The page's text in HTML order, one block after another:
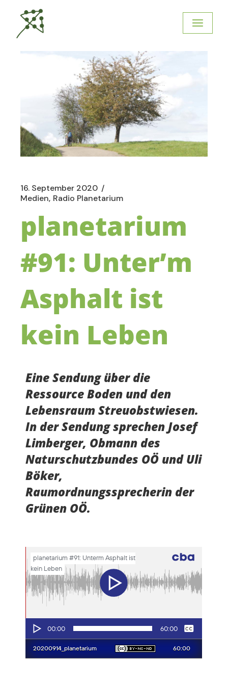
16. September 2020
Medien Radio Planetarium
planetarium
#91: Unter’m
Asphalt ist
kein Leben
Eine Sendung über die
Ressource Boden und den
Lebensraum Streuobstwiesen.
In der Sendung sprechen Josef
Limberger, Obmann des
Naturschutzbundes OÖ und Uli
Böker,
Raumordnungssprecherin der
Grünen OÖ.